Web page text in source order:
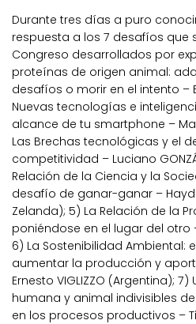
Durante tres días a puro
respuesta a los 7 desafíos que
Congreso desarrollados por
proteínas de origen animal:
desafíos o morir en el intento –
Nuevas tecnologías e
alcance de tu smartphone –
Las Brechas tecnológicas y el
competitividad – Luciano
Relación de la Ciencia y la
desafío de ganar-ganar –
Zelanda); 5) La Relación de la
poniéndose en el lugar del otro –
6) La Sostenibilidad Ambiental:
aumentar la producción y
Ernesto VIGLIZZO (Argentina);
humana y animal indivisibles
en los procesos productivos –